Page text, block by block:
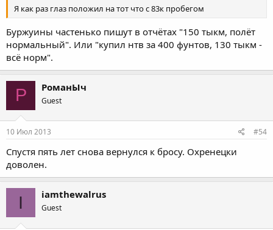
Я как раз глаз положил на тот что с 83к пробегом
Буржуины частенько пишут в отчётах "150 тыкм, полёт
нормальный". Или "купил нтв за 400 фунтов, 130 тыкм -
всё норм".
Р РоманЫч
Guest
10 Июл 2013 #54
Спустя пять лет снова вернулся к бросу. Охренецки
доволен.
I iamthewalrus
Guest